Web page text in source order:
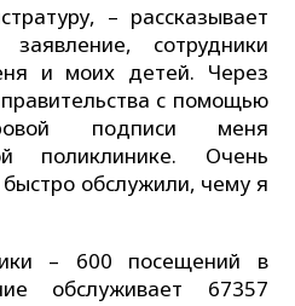
– рассказывает
сотрудники
и моих детей. Через
с помощью
подписи меня
поликлинике. Очень
обслужили, чему я
– 600 посещений в
обслуживает 67357